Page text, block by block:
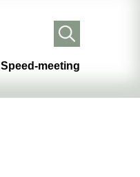
Speed-meeting